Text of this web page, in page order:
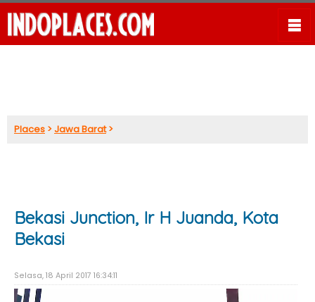
Places >Jawa Barat>
Bekasi Junction, Ir H Juanda, Kota
Bekasi
Selasa, 18 April 2017 16:34:11